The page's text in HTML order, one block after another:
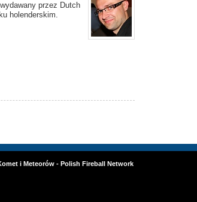
przez Dutch
holenderskim.
i Meteorów - Polish Fireball Network